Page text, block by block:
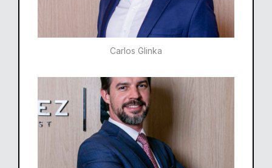
Carlos Glinka